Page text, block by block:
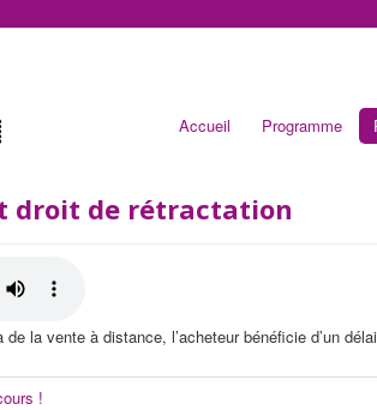
Accueil Programme
droit de rétractation
la vente à distance, l’acheteur bénéficie d’un
!